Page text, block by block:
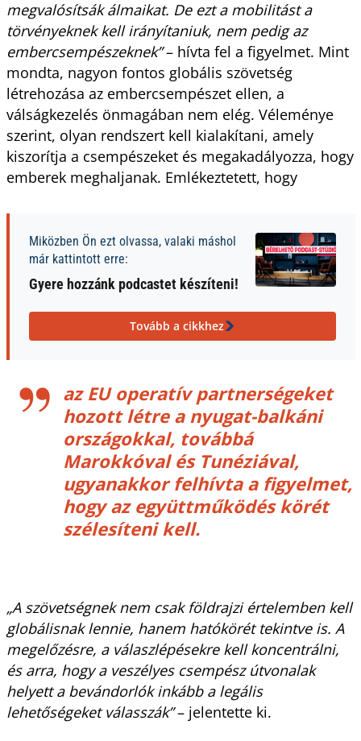
megvalósítsák álmaikat. De ezt a mobilitást a
törvényeknek kell irányítaniuk, nem pedig az
embercsempészeknek”– hívta fel a figyelmet. Mint
mondta, nagyon fontos globális szövetség
létrehozása az embercsempészet ellen, a
válságkezelés önmagában nem elég. Véleménye
szerint, olyan rendszert kell kialakítani, amely
kiszorítja a csempészeket és megakadályozza, hogy
emberek meghaljanak. Emlékeztetett, hogy
Miközben Ön ezt olvassa, valaki máshol
már kattintott erre:
Gyere hozzánk podcastet készíteni!
Tovább a cikkhez
az EU operatív partnerségeket
hozott létre a nyugat-balkáni
országokkal, továbbá
Marokkóval és Tunéziával,
ugyanakkor felhívta a figyelmet,
hogy az együttműködés körét
szélesíteni kell.
„A szövetségnek nem csak földrajzi értelemben kell
globálisnak lennie, hanem hatókörét tekintve is. A
megelőzésre, a válaszlépésekre kell koncentrálni,
és arra, hogy a veszélyes csempész útvonalak
helyett a bevándorlók inkább a legális
lehetőségeket válasszák”– jelentette ki.